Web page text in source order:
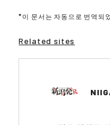
*이 문서는 자동으로 번역되
Related sites